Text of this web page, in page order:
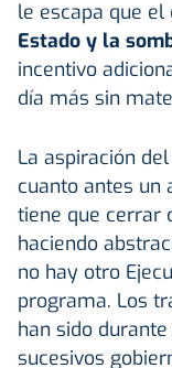
le escapa que el
Estado y la
incentivo
día más sin
La aspiración
cuanto antes un
tiene que cerrar
haciendo
no hay otro
programa. Los
han sido
sucesivos